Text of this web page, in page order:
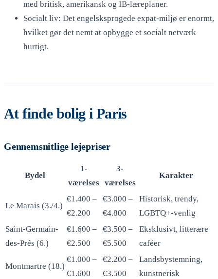
med britisk, amerikansk og IB-læreplaner.
Socialt liv: Det engelsksprogede expat-miljø er enormt,
hvilket gør det nemt at opbygge et socialt netværk
hurtigt.
At finde bolig i Paris
Gennemsnitlige lejepriser
Bydel
1-
værelses
3-
værelses
Karakter
Le Marais (3./4.)
€1.400 –
€2.200
€3.000 –
€4.800
Historisk, trendy,
LGBTQ+-venlig
Saint-Germain-
des-Prés (6.)
€1.600 –
€2.500
€3.500 –
€5.500
Eksklusivt, litterære
caféer
Montmartre (18.)
€1.000 –
€1.600
€2.200 –
€3.500
Landsbystemning,
kunstnerisk